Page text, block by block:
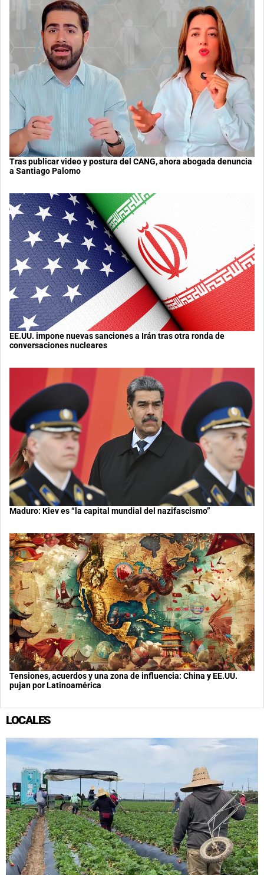
Tras publicar video y postura del CANG, ahora abogada denuncia
a Santiago Palomo
EE.UU. impone nuevas sanciones a Irán tras otra ronda de
conversaciones nucleares
Maduro: Kiev es “la capital mundial del nazifascismo”
Tensiones, acuerdos y una zona de influencia: China y EE.UU.
pujan por Latinoamérica
LOCALES